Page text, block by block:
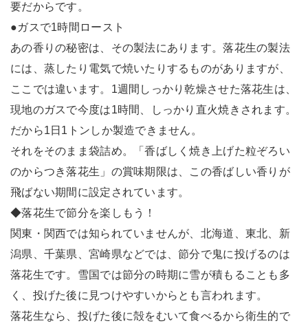
要だからです。
●ガスで1時間ロースト
あの香りの秘密は、その製法にあります。落花生の製法
には、蒸したり電気で焼いたりするものがありますが、
ここでは違います。1週間しっかり乾燥させた落花生は、
現地のガスで今度は1時間、しっかり直火焼きされます。
だから1日1トンしか製造できません。
それをそのまま袋詰め。「香ばしく焼き上げた粒ぞろい
のからつき落花生」の賞味期限は、この香ばしい香りが
飛ばない期間に設定されています。
◆落花生で節分を楽しもう！
関東・関西では知られていませんが、北海道、東北、新
潟県、千葉県、宮崎県などでは、節分で鬼に投げるのは
落花生です。雪国では節分の時期に雪が積もることも多
く、投げた後に見つけやすいからとも言われます。
落花生なら、投げた後に殻をむいて食べるから衛生的で